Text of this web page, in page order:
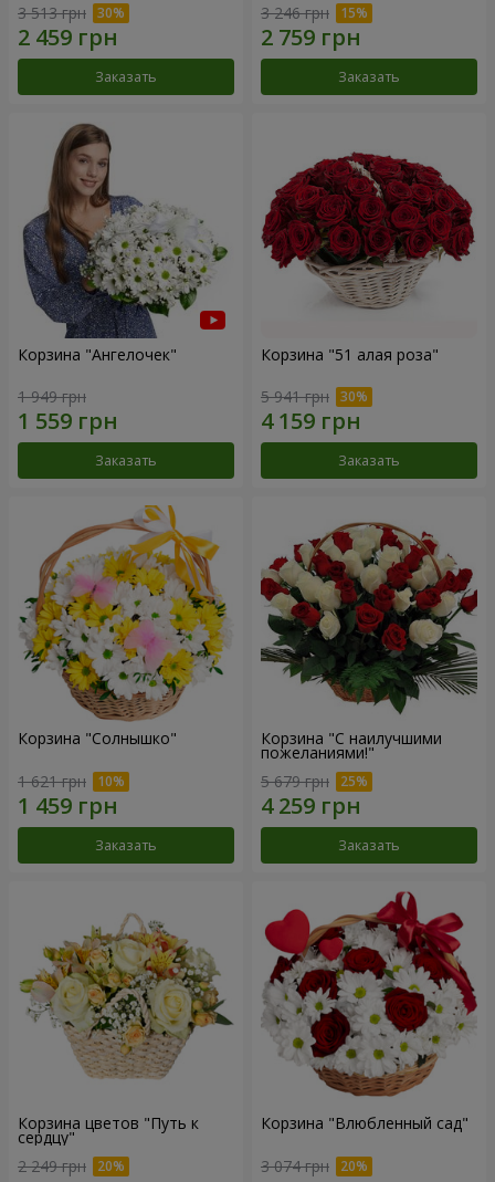
3 513 грн
Заказать
3 246 грн
Заказать
Корзина "Ангелочек"
1 949 грн
Заказать
Корзина "51 алая роза"
5 941 грн
Заказать
Корзина "Солнышко"
1 621 грн
Заказать
Корзина "С наилучшими
пожеланиями!"
5 679 грн
Заказать
Корзина цветов "Путь к
сердцу"
2 249 грн
Корзина "Влюбленный сад"
3 074 грн